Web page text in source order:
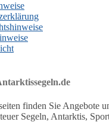
finden Sie Angebote
Segeln, Antarktis,